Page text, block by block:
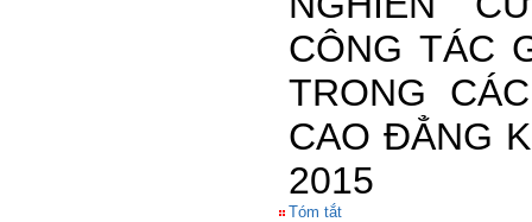
CÔNG TÁC
TRONG
CAO ĐẲNG
2015
Tóm tắt